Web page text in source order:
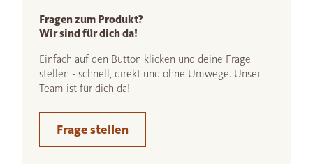
Fragen zum Produkt?
Wir sind für dich da!
Einfach auf den Button klicken und deine Frage
stellen - schnell, direkt und ohne Umwege. Unser
Team ist für dich da!
Frage stellen